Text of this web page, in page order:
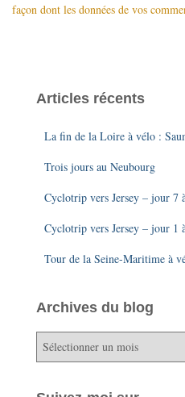
façon dont les données de vos
Articles récents
La fin de la Loire à vélo :
Trois jours au Neubourg
Cyclotrip vers Jersey – jour 7
Cyclotrip vers Jersey – jour 1
Tour de la Seine-Maritime à
Archives du blog
h